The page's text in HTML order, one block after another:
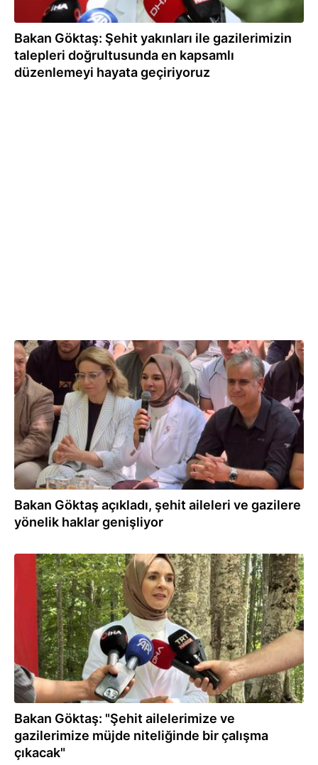
Bakan Göktaş: Şehit yakınları ile gazilerimizin
talepleri doğrultusunda en kapsamlı
düzenlemeyi hayata geçiriyoruz
02.08.2026
Bakan Göktaş açıkladı, şehit aileleri ve gazilere
yönelik haklar genişliyor
02.08.2026
Bakan Göktaş: "Şehit ailelerimize ve
gazilerimize müjde niteliğinde bir çalışma
çıkacak"